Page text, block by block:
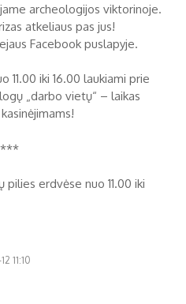
archeologijos viktorinoje.
atkeliaus pas jus!
Facebook puslapyje.
11.00 iki 16.00 laukiami prie
„darbo vietų“ – laikas
***
pilies erdvėse nuo 11.00 iki
11:10